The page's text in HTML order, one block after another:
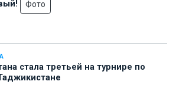
Фото
стала третьей на турнире по